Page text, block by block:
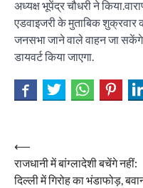
अध्यक्ष भूपेंद्र चौधरी ने
एडवाइजरी के मुताबिक शुक्रवार
जनसभा जाने वाले वाहन जा
डायवर्ट किया जाएगा.
Post
navigation
⟵
राजधानी में बांग्लादेशी बचेंगे नहीं:
दिल्ली में गिरोह का भंडाफोड़,